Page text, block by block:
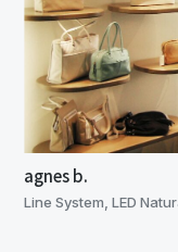
agnes b.
Line System, LED